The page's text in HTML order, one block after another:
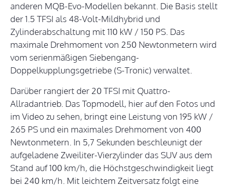
anderen MQB-Evo-Modellen bekannt. Die Basis stellt
der 1.5 TFSI als 48-Volt-Mildhybrid und
Zylinderabschaltung mit 110 kW / 150 PS. Das
maximale Drehmoment von 250 Newtonmetern wird
vom serienmäßigen Siebengang-
Doppelkupplungsgetriebe (S-Tronic) verwaltet.
Darüber rangiert der 20 TFSI mit Quattro-
Allradantrieb. Das Topmodell, hier auf den Fotos und
im Video zu sehen, bringt eine Leistung von 195 kW /
265 PS und ein maximales Drehmoment von 400
Newtonmetern. In 5,7 Sekunden beschleunigt der
aufgeladene Zweiliter-Vierzylinder das SUV aus dem
Stand auf 100 km/h, die Höchstgeschwindigkeit liegt
bei 240 km/h. Mit leichtem Zeitversatz folgt eine